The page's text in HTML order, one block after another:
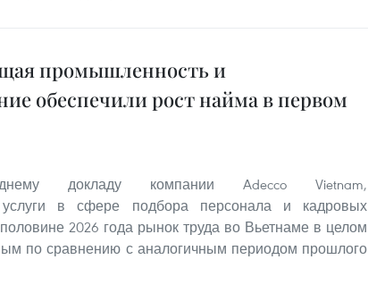
промышленность и
обеспечили рост найма в первом
докладу компании Adecco Vietnam,
услуги в сфере подбора персонала и кадровых
2026 года рынок труда во Вьетнаме в целом
по сравнению с аналогичным периодом прошлого